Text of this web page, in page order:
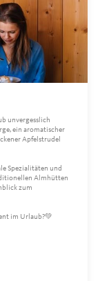
unvergesslich
ein aromatischer
Apfelstrudel
Spezialitäten und
Almhütten
zum
im Urlaub?💚